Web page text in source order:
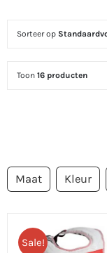
Sorteer op
Toon 16 producten
Maat Kleur
Sale!